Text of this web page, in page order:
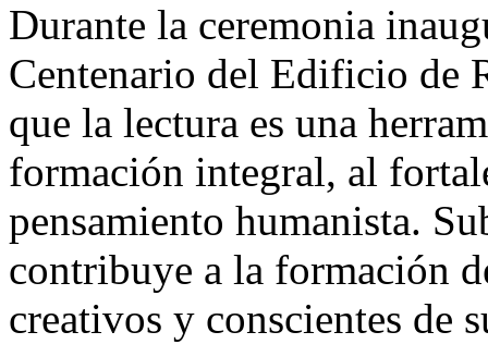
Durante la ceremonia
Centenario del Edificio de
que la lectura es una
formación integral, al
pensamiento humanista.
contribuye a la formación
creativos y conscientes de